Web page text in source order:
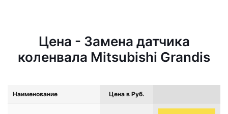
Цена - Замена датчика
коленвала Mitsubishi Grandis
Наименование Цена в Руб.